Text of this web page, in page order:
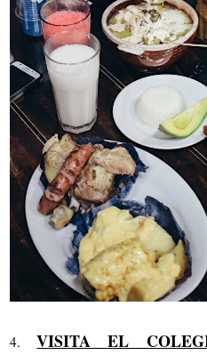
4.VISITA EL